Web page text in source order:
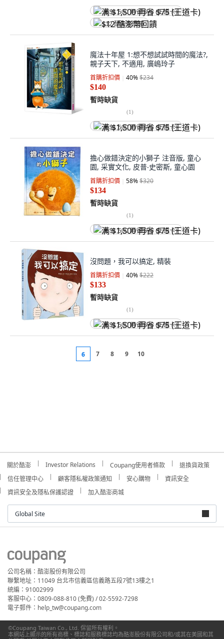
满 $1,500 再省 $75 (王道卡)
$12 酷澎幣回饋
魔法十年屋 1:想不想試試時間的魔法?,
親子天下, 不適用, 廣嶋玲子
首購折扣價 40%$234
$140
暫時缺貨
(1)
满 $1,500 再省 $75 (王道卡)
擔心做錯決定的小獅子 注音版, 童心
園, 采實文化, 皮普‧史密斯, 童心園
首購折扣價 58%$320
$134
暫時缺貨
(1)
满 $1,500 再省 $75 (王道卡)
沒問題，我可以搞定, 精裝
首購折扣價 40%$222
$133
暫時缺貨
(1)
满 $1,500 再省 $75 (王道卡)
6 7 8 9 10
關於酷澎 Investor Relations Coupang使用者條款
退換貨政策
信任管理中心
顧客隱私權政策通知 安心購物
資訊安全
資訊安全及隱私保護認證
加入酷澎商城
Global Site
公司名稱：酷澎股份有限公司
聯繫地址：11049 台北市信義區信義路五段7號13樓之1
統編：91002999
客服中心：0809-088-810 (免費) / 02-5592-7298
電子郵件：help_tw@coupang.com
©Coupang Taiwan Co., Ltd. 保留所有權利。
本網站上顯示的所有商標、標誌和服務標誌均為酷澎股份有限公司和/或其在美國和其